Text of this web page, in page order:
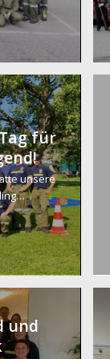
für
unsere
und